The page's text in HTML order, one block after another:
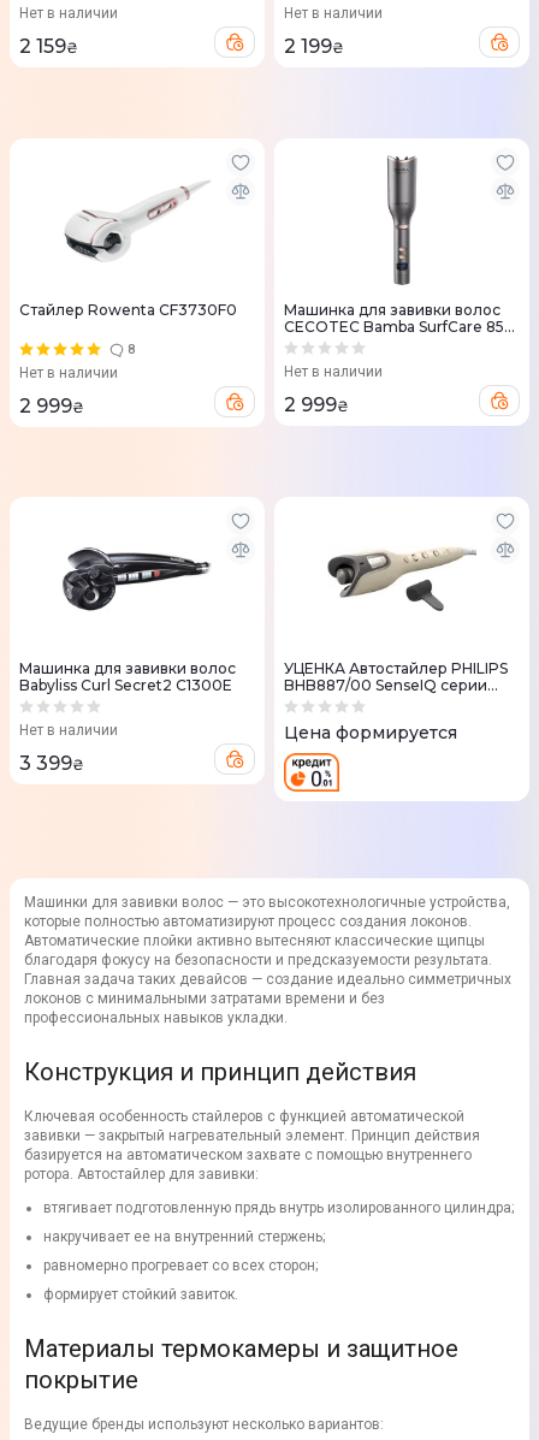
Нет в наличии
2 159₴
Нет в наличии
2 199₴
Стайлер Rowenta CF3730F0
8
Нет в наличии
2 999₴
Машинка для завивки волос
CECOTEC Bamba SurfCare 850
Magic Waves Vision
Нет в наличии
2 999₴
Машинка для завивки волос
Babyliss Curl Secret2 C1300E
Нет в наличии
3 399₴
УЦЕНКА Автостайлер PHILIPS
BHB887/00 SenseIQ серии
8000
Цена формируется
Машинки для завивки волос — это высокотехнологичные устройства,
которые полностью автоматизируют процесс создания локонов.
Автоматические плойки активно вытесняют классические щипцы
благодаря фокусу на безопасности и предсказуемости результата.
Главная задача таких девайсов — создание идеально симметричных
локонов с минимальными затратами времени и без
профессиональных навыков укладки.
Конструкция и принцип действия
Ключевая особенность стайлеров с функцией автоматической
завивки — закрытый нагревательный элемент. Принцип действия
базируется на автоматическом захвате с помощью внутреннего
ротора. Автостайлер для завивки:
втягивает подготовленную прядь внутрь изолированного цилиндра;
накручивает ее на внутренний стержень;
равномерно прогревает со всех сторон;
формирует стойкий завиток.
Материалы термокамеры и защитное
покрытие
Ведущие бренды используют несколько вариантов: